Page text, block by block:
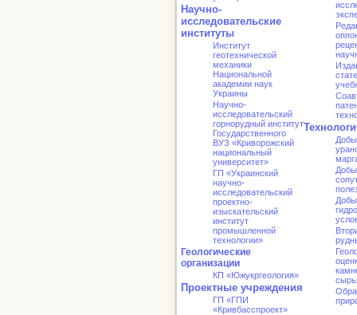
Научно-
исследовательские
институты
Институт
геотехнической
механики
Национальной
академии наук
Украины
Научно-
исследовательский
горнорудный институт
Государственного
ВУЗ «Криворожский
национальный
университет»
ГП «Украинский
научно-
исследовательский
проектно-
изыскательский
институт
промышленной
технологии»
Геологические
организации
КП «Южукргеология»
Проектные учреждения
ГП «ГПИ
«Кривбасспроект»